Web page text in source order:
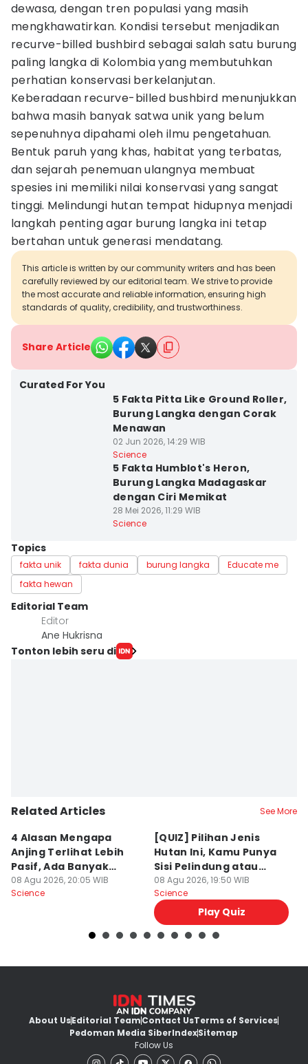
dewasa, dengan tren populasi yang masih
mengkhawatirkan. Kondisi tersebut menjadikan
recurve-billed bushbird sebagai salah satu burung
paling langka di Kolombia yang membutuhkan
perhatian konservasi berkelanjutan.
Keberadaan recurve-billed bushbird menunjukkan
bahwa masih banyak satwa unik yang belum
sepenuhnya dipahami oleh ilmu pengetahuan.
Bentuk paruh yang khas, habitat yang terbatas,
dan sejarah penemuan ulangnya membuat
spesies ini memiliki nilai konservasi yang sangat
tinggi. Melindungi hutan tempat hidupnya menjadi
langkah penting agar burung langka ini tetap
bertahan untuk generasi mendatang.
This article is written by our community writers and has been
carefully reviewed by our editorial team. We strive to provide
the most accurate and reliable information, ensuring high
standards of quality, credibility, and trustworthiness.
Share Article
Curated For You
5 Fakta Pitta Like Ground Roller,
Burung Langka dengan Corak
Menawan
02 Jun 2026, 14:29 WIB
Science
5 Fakta Humblot's Heron,
Burung Langka Madagaskar
dengan Ciri Memikat
28 Mei 2026, 11:29 WIB
Science
Topics
fakta unik fakta dunia burung langka
Educate me
fakta hewan
Editorial Team
Editor
Ane Hukrisna
Tonton lebih seru di
Related Articles See More
4 Alasan Mengapa
Anjing Terlihat Lebih
Pasif, Ada Banyak
Faktor!
08 Agu 2026, 20:05 WIB
Science
[QUIZ] Pilihan Jenis
Hutan Ini, Kamu Punya
Sisi Pelindung atau
Penghancur?
08 Agu 2026, 19:50 WIB
Science
Play Quiz
About UsEditorial TeamContact UsTerms of Services
Pedoman Media SiberIndexSitemap
Follow Us